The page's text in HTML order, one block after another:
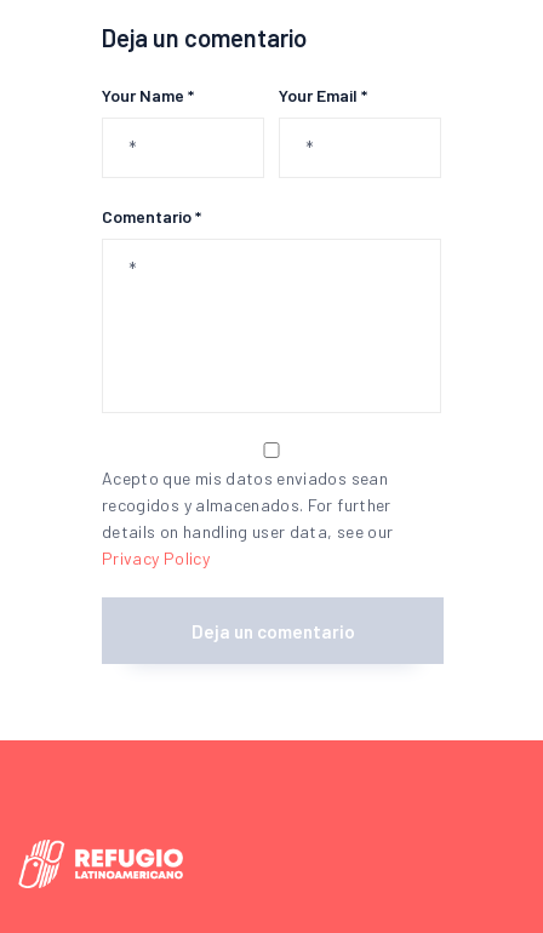
Deja un comentario
Your Name * Your Email *
Comentario *
Acepto que mis datos enviados sean
recogidos y almacenados. For further
details on handling user data, see our
Privacy Policy